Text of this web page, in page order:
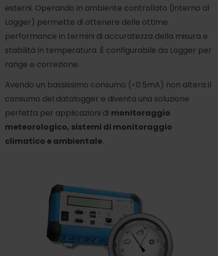
esterni. Operando in ambiente controllato (interno al
Logger) permette di ottenere delle ottime
performance in termini di accuratezza della misura e
stabilità in temperatura. È configurabile da Logger per
range e correzione.
Avendo un bassissimo consumo (<0.5mA) non altera il
consumo del datalogger e diventa una soluzione
perfetta per applicazioni di monitoraggio
meteorologico, sistemi di monitoraggio
climatico e ambientale.